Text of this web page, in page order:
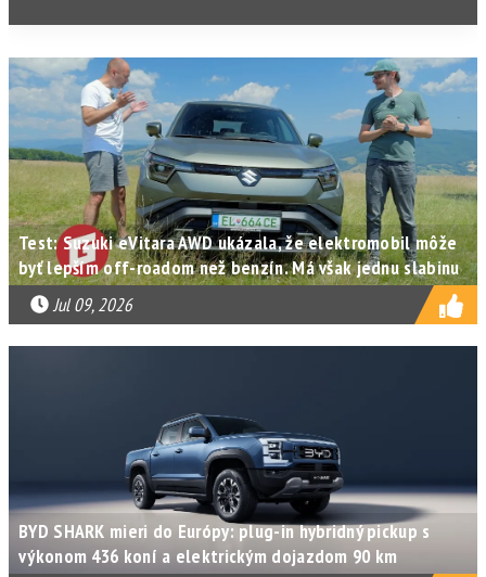
Test: Suzuki eVitara AWD ukázala, že elektromobil môže
byť lepším off-roadom než benzín. Má však jednu slabinu
Jul 09, 2026
BYD SHARK mieri do Európy: plug-in hybridný pickup s
výkonom 436 koní a elektrickým dojazdom 90 km